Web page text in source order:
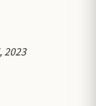
2023